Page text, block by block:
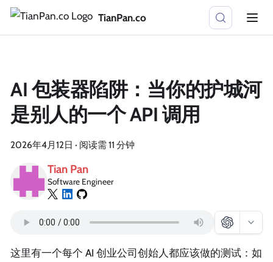
TianPan.co
AI 包装器陷阱：当你的护城河
是别人的一个 API 调用
2026年4月12日 · 阅读需 11 分钟
Tian Pan
Software Engineer
这里有一个每个 AI 创业公司创始人都应该做的测试：如